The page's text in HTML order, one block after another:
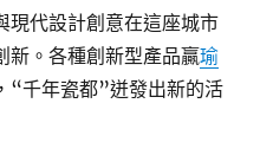
現代設計創意在這座城市
新。各種創新型產品贏瑜
“千年瓷都”迸發出新的活